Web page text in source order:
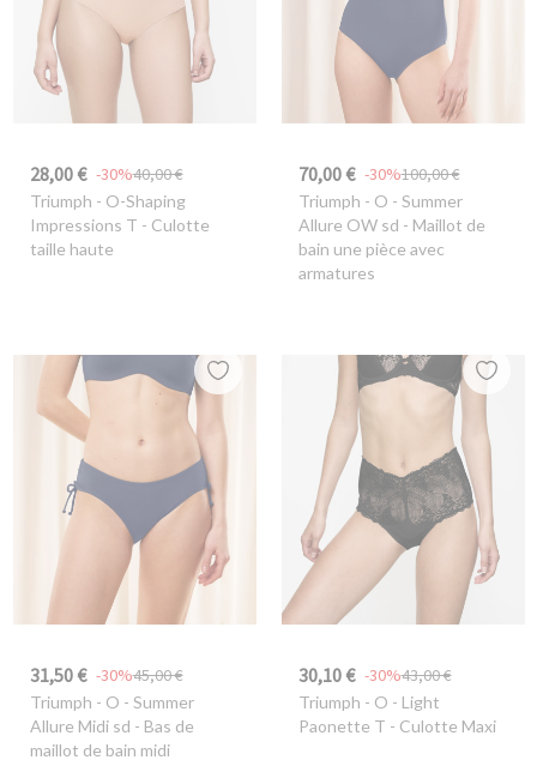
28,00 € 40,00 €
-30%
Triumph - O-Shaping
Impressions T - Culotte
taille haute
70,00 € 100,00 €
-30%
Triumph - O - Summer
Allure OW sd - Maillot de
bain une pièce avec
armatures
31,50 € 45,00 €
-30%
Triumph - O - Summer
Allure Midi sd - Bas de
maillot de bain midi
30,10 € 43,00 €
-30%
Triumph - O - Light
Paonette T - Culotte Maxi